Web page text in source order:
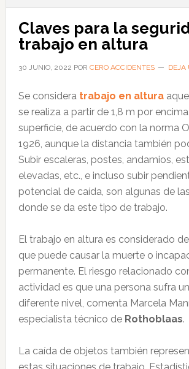
Claves para la
trabajo en altura
30 JUNIO, 2022 POR CERO ACCIDENTES DEJA
Se consideratrabajo en altura
se realiza a partir de 1,8 m por
superficie, de acuerdo con la norma
1926, aunque la distancia también
Subir escaleras, postes, andamios,
elevadas, etc., e incluso subir
potencial de caída, son algunas de
donde se da este tipo de trabajo.
El trabajo en altura es considerado
que puede causar la muerte o
permanente. El riesgo relacionado
actividad es que una persona sufra
diferente nivel, comenta Marcela
especialista técnico de Rothoblaas.
La caída de objetos también